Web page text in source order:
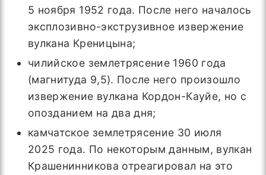
5 ноября 1952 года. После него началось
эксплозивно-экструзивное извержение
вулкана Креницына;
чилийское землетрясение 1960 года
(магнитуда 9,5). После него произошло
извержение вулкана Кордон-Кауйе, но с
опозданием на два дня;
камчатское землетрясение 30 июля
2025 года. По некоторым данным, вулкан
Крашенинникова отреагировал на это